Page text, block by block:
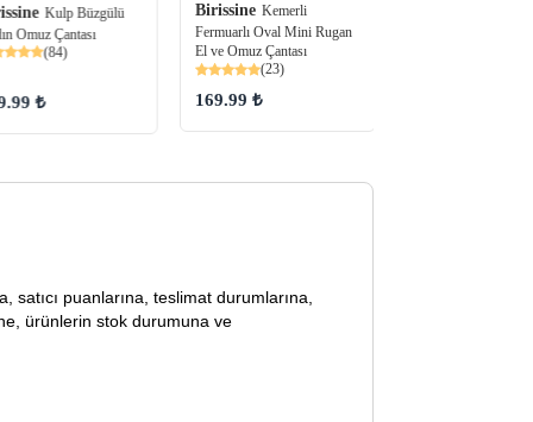
Kulp Büzgülü
Omuz Çantası
(84)
₺
Birissine Kemerli
Fermuarlı Oval Mini Rugan
El ve Omuz Çantası
(23)
169.99 ₺
satıcı puanlarına, teslimat durumlarına,
ürünlerin stok durumuna ve